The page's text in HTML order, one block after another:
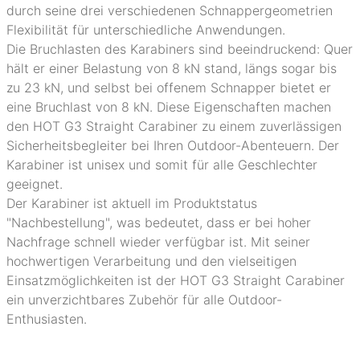
durch seine drei verschiedenen Schnappergeometrien
Flexibilität für unterschiedliche Anwendungen.
Die Bruchlasten des Karabiners sind beeindruckend: Quer
hält er einer Belastung von 8 kN stand, längs sogar bis
zu 23 kN, und selbst bei offenem Schnapper bietet er
eine Bruchlast von 8 kN. Diese Eigenschaften machen
den HOT G3 Straight Carabiner zu einem zuverlässigen
Sicherheitsbegleiter bei Ihren Outdoor-Abenteuern. Der
Karabiner ist unisex und somit für alle Geschlechter
geeignet.
Der Karabiner ist aktuell im Produktstatus
"Nachbestellung", was bedeutet, dass er bei hoher
Nachfrage schnell wieder verfügbar ist. Mit seiner
hochwertigen Verarbeitung und den vielseitigen
Einsatzmöglichkeiten ist der HOT G3 Straight Carabiner
ein unverzichtbares Zubehör für alle Outdoor-
Enthusiasten.